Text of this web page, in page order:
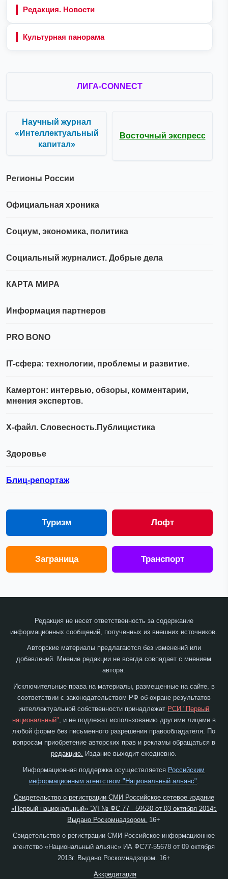
Редакция. Новости
Культурная панорама
ЛИГА-CONNECT
Научный журнал
«Интеллектуальный
капитал»
Восточный экспресс
Регионы России
Официальная хроника
Социум, экономика, политика
Социальный журналист. Добрые дела
КАРТА МИРА
Информация партнеров
PRO BONO
IT-сфера: технологии, проблемы и развитие.
Камертон: интервью, обзоры, комментарии,
мнения экспертов.
Х-файл. Словесность.Публицистика
Здоровье
Блиц-репортаж
Туризм Лофт
Заграница Транспорт
Редакция не несет ответственность за содержание
информационных сообщений, полученных из внешних источников.
Авторские материалы предлагаются без изменений или
добавлений. Мнение редакции не всегда совпадает с мнением
автора.
Исключительные права на материалы, размещенные на сайте, в
соответствии с законодательством РФ об охране результатов
интеллектуальной собственности принадлежат РСИ "Первый
национальный", и не подлежат использованию другими лицами в
любой форме без письменного разрешения правообладателя. По
вопросам приобретение авторских прав и рекламы обращаться в
редакцию. Издание выходит ежедневно.
Информационная поддержка осуществляется Российским
информационным агентством "Национальный альянс"
Свидетельство о регистрации СМИ Российское сетевое издание
«Первый национальный» ЭЛ № ФС 77 - 59520 от 03 октября 2014г.
Выдано Роскомнадзором.
16+
Свидетельство о регистрации СМИ Российское информационное
агентство «Национальный альянс» ИА ФС77-55678 от 09 октября
2013г. Выдано Роскомнадзором. 16+
Аккредитация